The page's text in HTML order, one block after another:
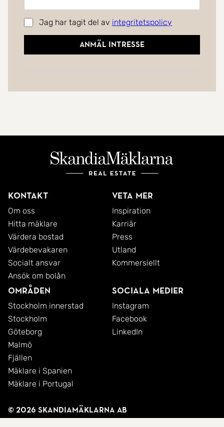
Jag har tagit del av integritetspolicy
Anmäl intresse
Kontakt
Om oss
Hitta mäklare
Värdera bostad
Värdebevakaren
Socialt ansvar
Ansök om bolån
Veta mer
Inspiration
Karriär
Press
Utland
Kommersiellt
Områden
Stockholm innerstad
Stockholm
Göteborg
Malmö
Fjällen
Mäklare i Spanien
Mäklare i Portugal
Sociala medier
Instagram
Facebook
LinkedIn
© 2026 SkandiaMäklarna AB